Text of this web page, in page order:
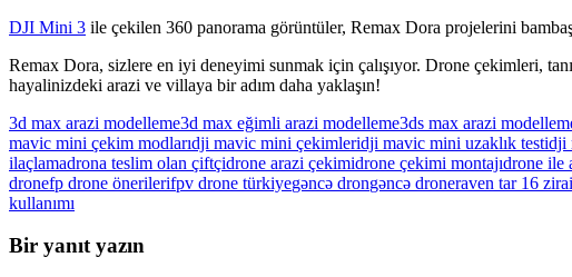
DJI Mini 3 ile çekilen 360 panorama görüntüler, Remax Dora projelerini
Remax Dora, sizlere en iyi deneyimi sunmak için çalışıyor. Drone çekimleri,
hayalinizdeki arazi ve villaya bir adım daha yaklaşın!
3d max arazi modelleme3d max eğimli arazi modelleme3ds max arazi
mavic mini çekim modlarıdji mavic mini çekimleridji mavic mini uzaklık testidji
ilaçlamadrona teslim olan çiftçidrone arazi çekimidrone çekimi montajıdrone ile
dronefp drone önerilerifpv drone türkiyegəncə drongəncə droneraven tar 16
kullanımı
Bir yanıt yazın